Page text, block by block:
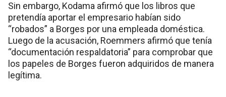
Sin embargo, Kodama afirmó que los libros que
pretendía aportar el empresario habían sido
“robados” a Borges por una empleada doméstica.
Luego de la acusación, Roemmers afirmó que tenía
“documentación respaldatoria” para comprobar que
los papeles de Borges fueron adquiridos de manera
legítima.